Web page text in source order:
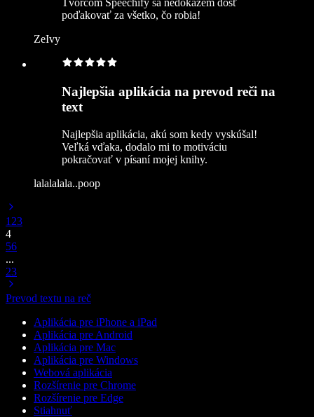
Tvorcom Speechify sa nedokážem dosť
poďakovať za všetko, čo robia!
ZeIvy
Najlepšia aplikácia na prevod reči na
text
Najlepšia aplikácia, akú som kedy vyskúšal!
Veľká vďaka, dodalo mi to motiváciu
pokračovať v písaní mojej knihy.
lalalalala..poop
1 23
4
56
...
23
Prevod textu na reč
Aplikácia pre iPhone a iPad
Aplikácia pre Android
Aplikácia pre Mac
Aplikácia pre Windows
Webová aplikácia
Rozšírenie pre Chrome
Rozšírenie pre Edge
Stiahnuť